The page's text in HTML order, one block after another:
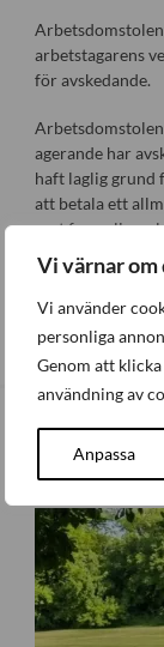
Vi värnar
Vi använder
personliga
Genom att
användning av
Anpassa
arbetstagarens
för avskedande.
agerande har
haft laglig grund
att betala ett
mot